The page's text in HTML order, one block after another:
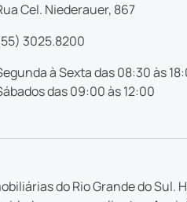
Cel. Niederauer, 867
3025.8200
à Sexta das 08:30 às
das 09:00 às 12:00
do Rio Grande do